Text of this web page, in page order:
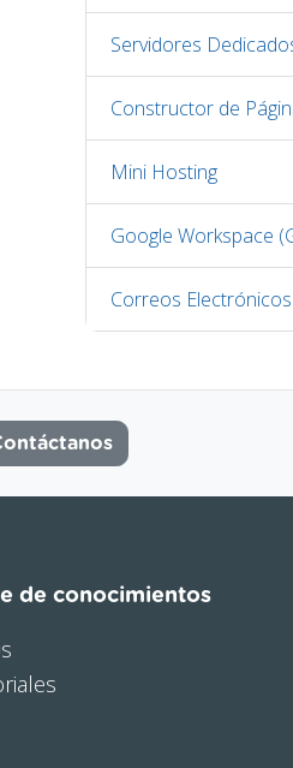
Servidores
Constructor de
Mini Hosting
Google Workspace
Correos Electrónicos
de conocimientos